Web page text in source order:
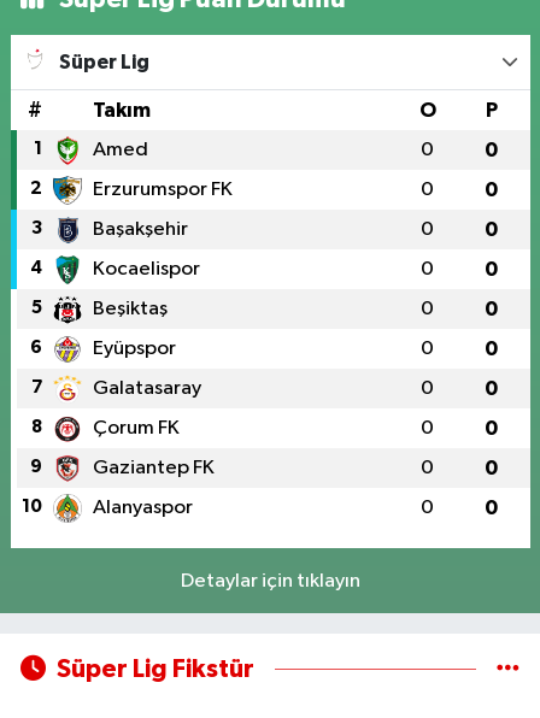
Süper Lig
# Takım O P
1 Amed 0 0
2 Erzurumspor FK 0 0
3 Başakşehir 0 0
4 Kocaelispor 0 0
5 Beşiktaş 0 0
6 Eyüpspor 0 0
7 Galatasaray 0 0
8 Çorum FK 0 0
9 Gaziantep FK 0 0
10 Alanyaspor 0 0
Detaylar için tıklayın
Süper Lig Fikstür